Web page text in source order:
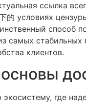
ссылка
的 условиях
способ
самых
клиентов.
где